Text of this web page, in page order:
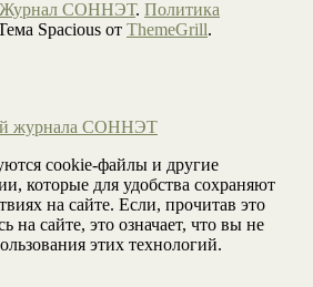
Журнал СОННЭТ. Политика
Spacious от ThemeGrill.
журнала СОННЭТ
cookie-файлы и другие
которые для удобства сохраняют
на сайте. Если, прочитав это
на сайте, это означает, что вы не
этих технологий.